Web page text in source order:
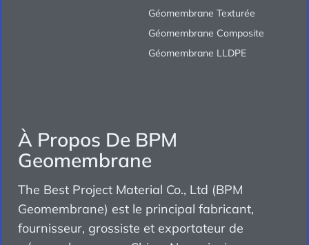
À Propos De BPM
Geomembrane
The Best Project Material Co., Ltd (BPM
Geomembrane) est le principal fabricant,
fournisseur, grossiste et exportateur de
Géomembrane Texturée
Géomembrane Composite
Géomembrane LLDPE